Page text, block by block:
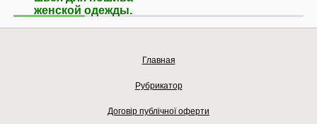
женской одежды.
Главная
Рубрикатор
Договір публічної оферти